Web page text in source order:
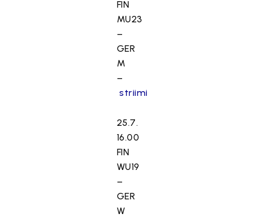
FIN
MU23
–
GER
M
–
striimi
25.7.
16.00
FIN
WU19
–
GER
W